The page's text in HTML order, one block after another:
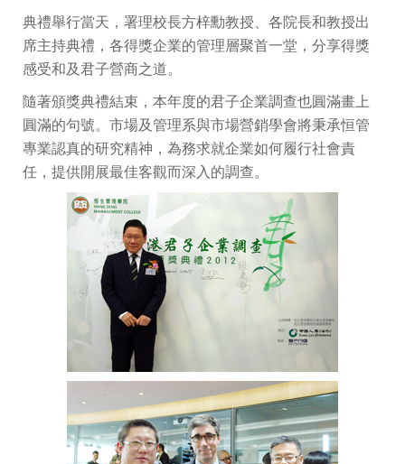
典禮舉行當天，署理校長方梓勳教授、各院長和教授出
席主持典禮，各得獎企業的管理層聚首一堂，分享得獎
感受和及君子營商之道。
隨著頒獎典禮結束，本年度的君子企業調查也圓滿畫上
圓滿的句號。市場及管理系與市場營銷學會將秉承恒管
專業認真的研究精神，為務求就企業如何履行社會責
任，提供開展最佳客觀而深入的調查。